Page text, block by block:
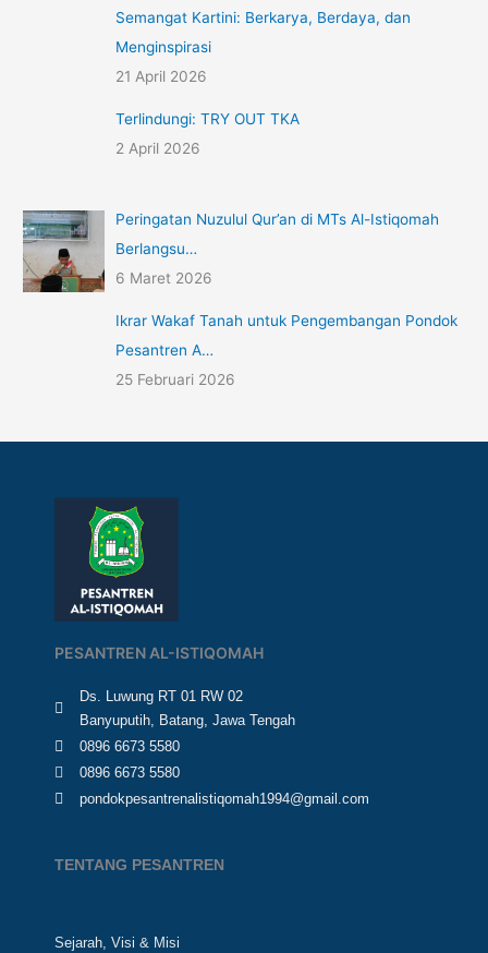
Semangat Kartini: Berkarya, Berdaya, dan
Menginspirasi
21 April 2026
Terlindungi: TRY OUT TKA
2 April 2026
Peringatan Nuzulul Qur’an di MTs Al-Istiqomah
Berlangsu…
6 Maret 2026
Ikrar Wakaf Tanah untuk Pengembangan Pondok
Pesantren A…
25 Februari 2026
PESANTREN AL-ISTIQOMAH
Ds. Luwung RT 01 RW 02
Banyuputih, Batang, Jawa Tengah
0896 6673 5580
0896 6673 5580
pondokpesantrenalistiqomah1994@gmail.com
TENTANG PESANTREN
Sejarah, Visi & Misi